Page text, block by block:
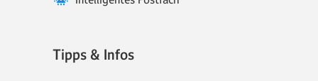
Tipps & Infos